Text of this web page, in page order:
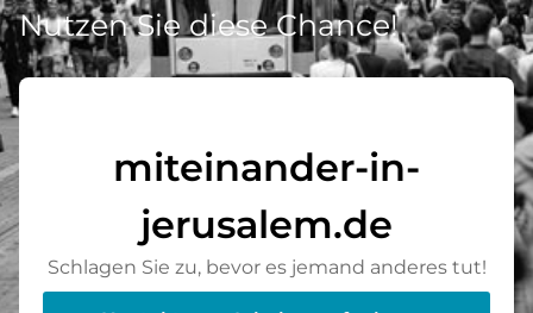
Nutzen Sie diese Chance!
miteinander-in-
jerusalem.de
Schlagen Sie zu, bevor es jemand anderes tut!